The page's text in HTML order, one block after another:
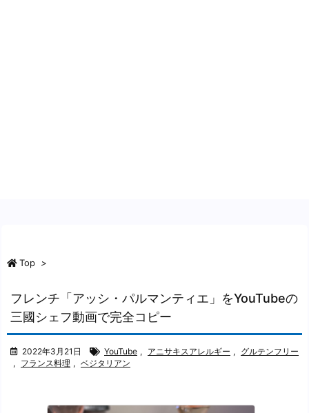
Top >
フレンチ「アッシ・パルマンティエ」をYouTubeの
三國シェフ動画で完全コピー
2022年3月21日 YouTube , アニサキスアレルギー , グルテンフリー
, フランス料理 , ベジタリアン